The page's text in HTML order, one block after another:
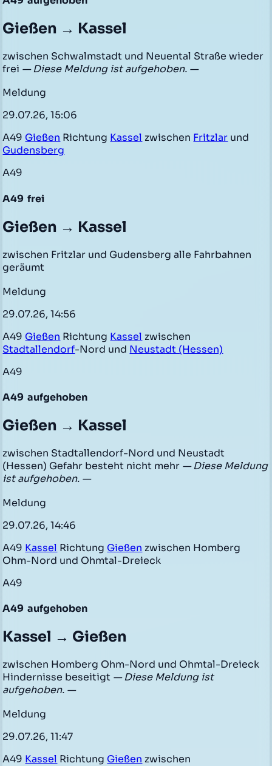
Gießen → Kassel
zwischen Schwalmstadt und Neuental Straße wieder
frei — Diese Meldung ist aufgehoben. —
Meldung
29.07.26, 15:06
A49 Gießen Richtung Kassel zwischen Fritzlar und
Gudensberg
A49
A49 frei
Gießen → Kassel
zwischen Fritzlar und Gudensberg alle Fahrbahnen
geräumt
Meldung
29.07.26, 14:56
A49 Gießen Richtung Kassel zwischen
Stadtallendorf-Nord und Neustadt (Hessen)
A49
A49 aufgehoben
Gießen → Kassel
zwischen Stadtallendorf-Nord und Neustadt
(Hessen) Gefahr besteht nicht mehr — Diese Meldung
ist aufgehoben. —
Meldung
29.07.26, 14:46
A49 Kassel Richtung Gießen zwischen Homberg
Ohm-Nord und Ohmtal-Dreieck
A49
A49 aufgehoben
Kassel → Gießen
zwischen Homberg Ohm-Nord und Ohmtal-Dreieck
Hindernisse beseitigt — Diese Meldung ist
aufgehoben. —
Meldung
29.07.26, 11:47
A49 Kassel Richtung Gießen zwischen